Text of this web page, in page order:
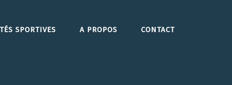
SPORTIVES A PROPOS CONTACT